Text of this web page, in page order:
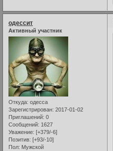
одессит
Активный участник
Откуда: одесса
Зарегистрирован: 2017-01-02
Приглашений: 0
Сообщений: 1627
Уважение: [+379/-6]
Позитив: [+93/-10]
Пол: Мужской